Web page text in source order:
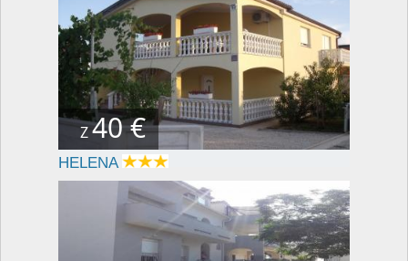
Z40 €
HELENA